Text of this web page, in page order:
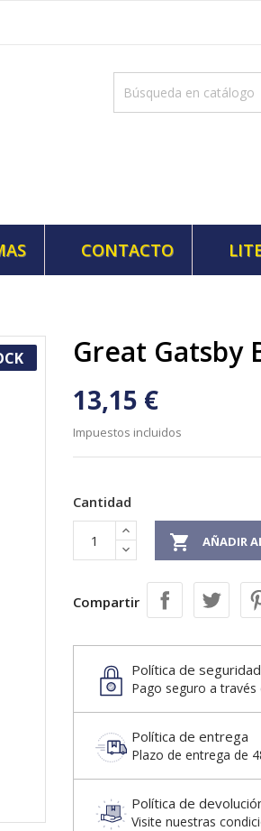
CONTACTO
Great Gatsby
13,15 €
Impuestos incluidos
Cantidad
 AÑADIR
Compartir
Política de seguridad
Pago seguro a través
Política de entrega
Plazo de entrega de
Política de
Visite nuestras